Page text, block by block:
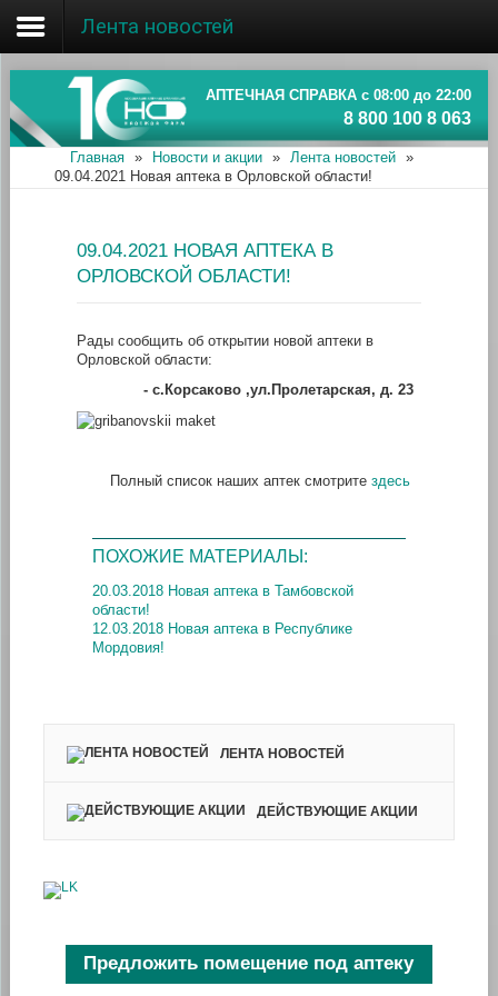
Главная
Об ассоциации
Наши аптеки
Информация
Лента новостей
АПТЕЧНАЯ СПРАВКА с 08:00 до 22:00
8 800 100 8 063
Главная » Новости и акции » Лента новостей
»
09.04.2021 Новая аптека в Орловской области!
09.04.2021 НОВАЯ АПТЕКА В
ОРЛОВСКОЙ ОБЛАСТИ!
Рады сообщить об открытии новой аптеки в
Орловской области:
- с.Корсаково ,ул.Пролетарская, д. 23
Полный список наших аптек смотрите здесь
ПОХОЖИЕ МАТЕРИАЛЫ:
20.03.2018 Новая аптека в Тамбовской
области!
12.03.2018 Новая аптека в Республике
Мордовия!
ЛЕНТА НОВОСТЕЙ
ДЕЙСТВУЮЩИЕ АКЦИИ
Предложить помещение под аптеку